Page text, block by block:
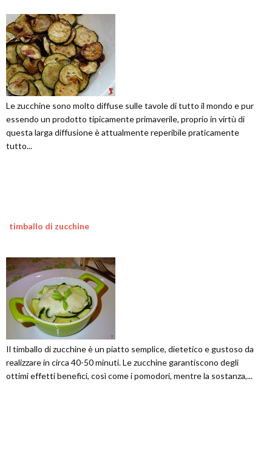
Le zucchine sono molto diffuse sulle tavole di tutto il mondo e pur
essendo un prodotto tipicamente primaverile, proprio in virtù di
questa larga diffusione è attualmente reperibile praticamente
tutto...
timballo di zucchine
Il timballo di zucchine è un piatto semplice, dietetico e gustoso da
realizzare in circa 40-50 minuti. Le zucchine garantiscono degli
ottimi effetti benefici, così come i pomodori, mentre la sostanza,...